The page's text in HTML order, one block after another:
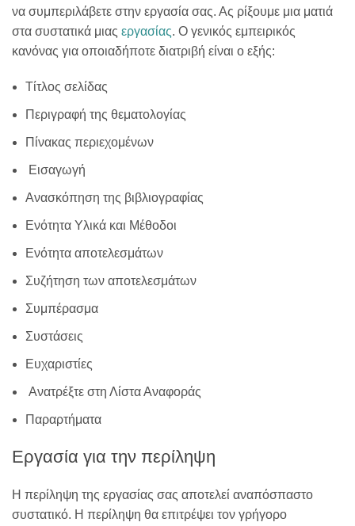
να συμπεριλάβετε στην εργασία σας. Ας ρίξουμε μια ματιά
στα συστατικά μιας εργασίας. Ο γενικός εμπειρικός
κανόνας για οποιαδήποτε διατριβή είναι ο εξής:
Τίτλος σελίδας
Περιγραφή της θεματολογίας
Πίνακας περιεχομένων
Εισαγωγή
Ανασκόπηση της βιβλιογραφίας
Ενότητα Υλικά και Μέθοδοι
Ενότητα αποτελεσμάτων
Συζήτηση των αποτελεσμάτων
Συμπέρασμα
Συστάσεις
Ευχαριστίες
Ανατρέξτε στη Λίστα Αναφοράς
Παραρτήματα
Εργασία για την περίληψη
Η περίληψη της εργασίας σας αποτελεί αναπόσπαστο
συστατικό. Η περίληψη θα επιτρέψει τον γρήγορο